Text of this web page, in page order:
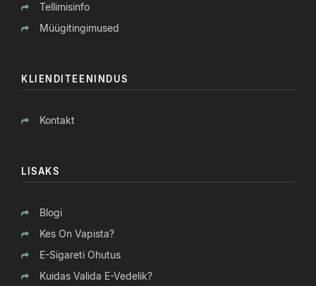
Tellimisinfo
Müügitingimused
KLIENDITEENINDUS
Kontakt
LISAKS
Blogi
Kes On Vapista?
E-Sigareti Ohutus
Kuidas Valida E-Vedelik?